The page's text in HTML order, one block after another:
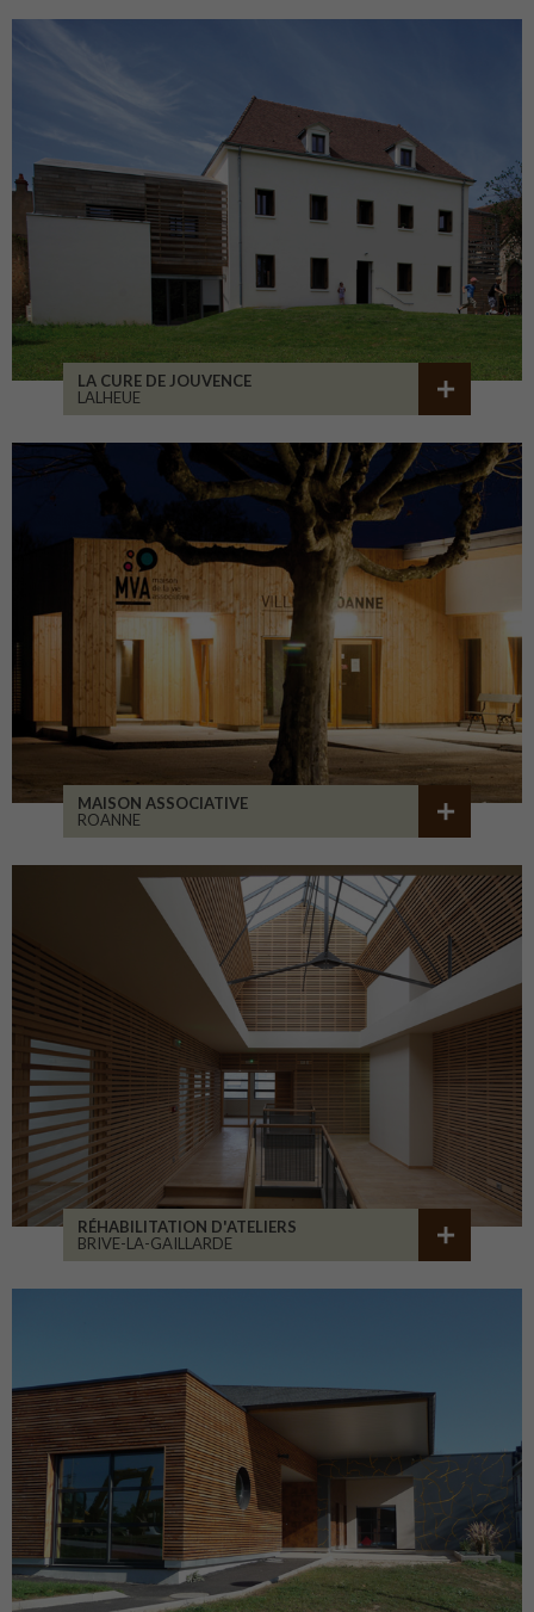
LA CURE DE JOUVENCE
LALHEUE
MAISON ASSOCIATIVE
ROANNE
RÉHABILITATION D'ATELIERS
BRIVE-LA-GAILLARDE